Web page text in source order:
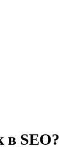
в SEO?